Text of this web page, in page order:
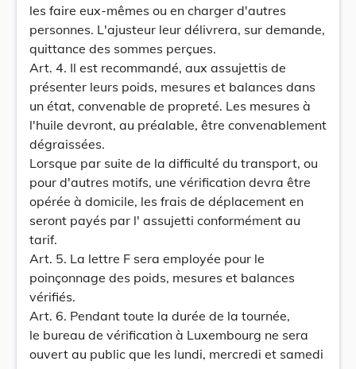
les faire eux-mêmes ou en charger d'autres
personnes. L'ajusteur leur délivrera, sur demande,
quittance des sommes perçues.
Art. 4. Il est recommandé, aux assujettis de
présenter leurs poids, mesures et balances dans
un état, convenable de propreté. Les mesures à
l'huile devront, au préalable, être convenablement
dégraissées.
Lorsque par suite de la difficulté du transport, ou
pour d'autres motifs, une vérification devra être
opérée à domicile, les frais de déplacement en
seront payés par l' assujetti conformément au
tarif.
Art. 5. La lettre F sera employée pour le
poinçonnage des poids, mesures et balances
vérifiés.
Art. 6. Pendant toute la durée de la tournée,
le bureau de vérification à Luxembourg ne sera
ouvert au public que les lundi, mercredi et samedi